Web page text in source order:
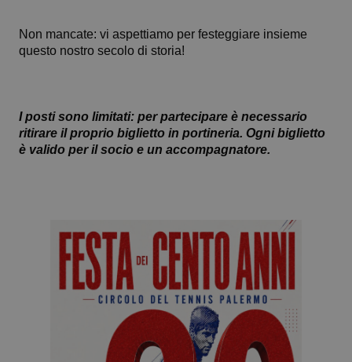
Non mancate: vi aspettiamo per festeggiare insieme
questo nostro secolo di storia!
I posti sono limitati: per partecipare è necessario
ritirare il proprio biglietto in portineria. Ogni biglietto
è valido per il socio e un accompagnatore.